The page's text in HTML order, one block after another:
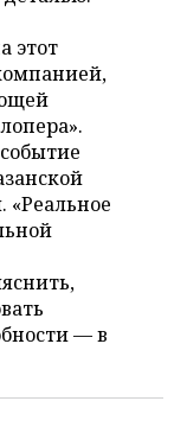
этот
— в